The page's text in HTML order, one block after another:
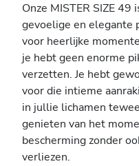
Onze MISTER SIZE
gevoelige en elegante
voor heerlijke
je hebt geen enorme
verzetten. Je hebt
voor die intieme
in jullie lichamen
genieten van het
bescherming zonder
verliezen.